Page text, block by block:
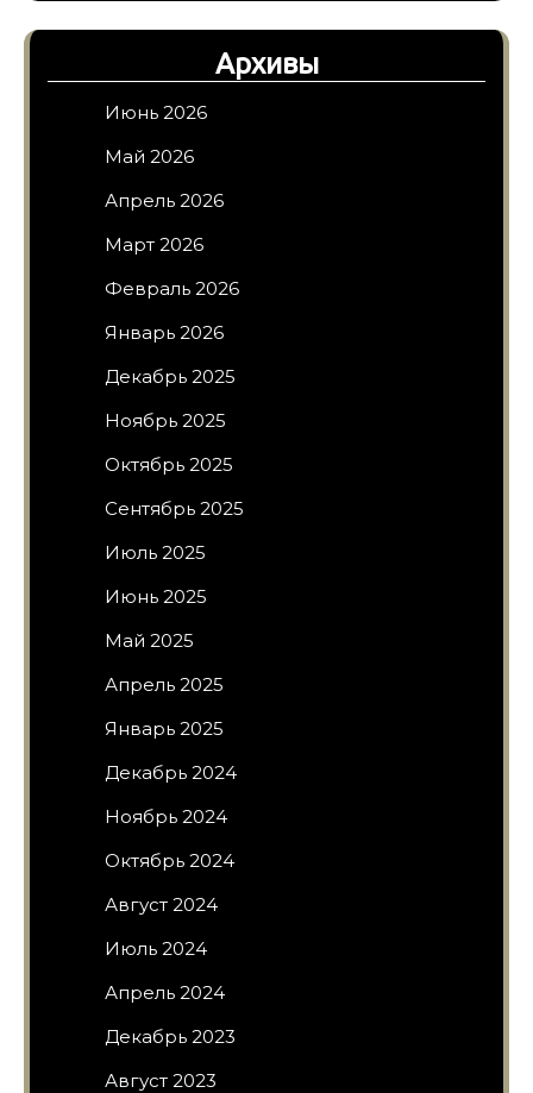
Архивы
Июнь 2026
Май 2026
Апрель 2026
Март 2026
Февраль 2026
Январь 2026
Декабрь 2025
Ноябрь 2025
Октябрь 2025
Сентябрь 2025
Июль 2025
Июнь 2025
Май 2025
Апрель 2025
Январь 2025
Декабрь 2024
Ноябрь 2024
Октябрь 2024
Август 2024
Июль 2024
Апрель 2024
Декабрь 2023
Август 2023